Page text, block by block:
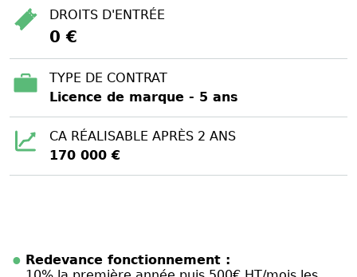
DROITS D'ENTRÉE
0 €
TYPE DE CONTRAT
Licence de marque - 5 ans
CA RÉALISABLE APRÈS 2 ANS
170 000 €
Redevance fonctionnement :